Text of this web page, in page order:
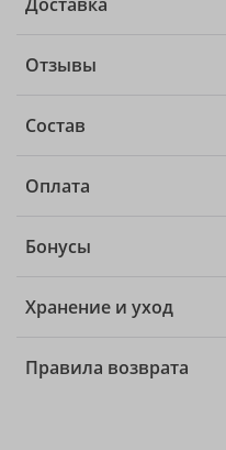
Отзывы
Состав
Оплата
Бонусы
Хранение и уход
Правила возврата